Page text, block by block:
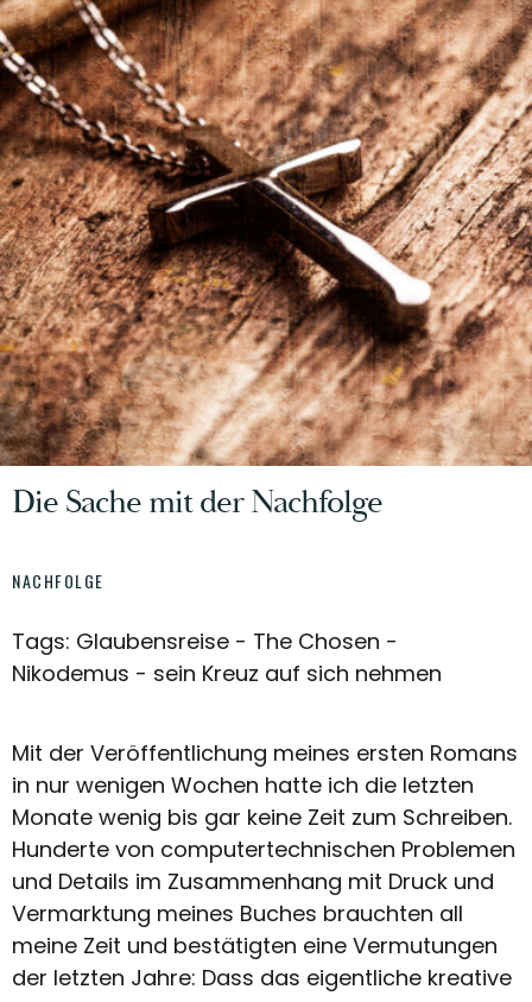
Die Sache mit der Nachfolge
NACHFOLGE
Tags: Glaubensreise - The Chosen -
Nikodemus - sein Kreuz auf sich nehmen
Mit der Veröffentlichung meines ersten Romans
in nur wenigen Wochen hatte ich die letzten
Monate wenig bis gar keine Zeit zum Schreiben.
Hunderte von computertechnischen Problemen
und Details im Zusammenhang mit Druck und
Vermarktung meines Buches brauchten all
meine Zeit und bestätigten eine Vermutungen
der letzten Jahre: Dass das eigentliche kreative